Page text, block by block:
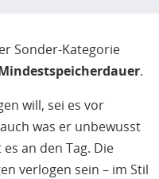
Sonder-Kategorie
.
will, sei es vor
was er unbewusst
an den Tag. Die
verlogen sein – im Stil